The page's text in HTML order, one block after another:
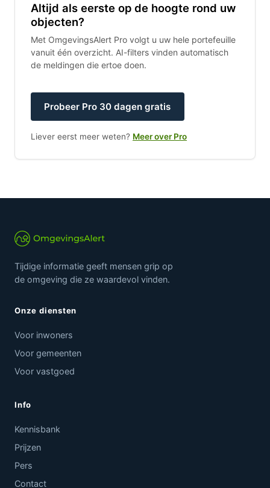
Altijd als eerste op de hoogte rond uw
objecten?
Met OmgevingsAlert Pro volgt u uw hele portefeuille
vanuit één overzicht. AI-filters vinden automatisch
de meldingen die ertoe doen.
Probeer Pro 30 dagen gratis
Liever eerst meer weten? Meer over Pro
Tijdige informatie geeft mensen grip op
de omgeving die ze waardevol vinden.
Onze diensten
Voor inwoners
Voor gemeenten
Voor vastgoed
Info
Kennisbank
Prijzen
Pers
Contact